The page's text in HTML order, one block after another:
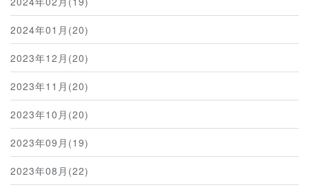
2024年01月(20)
2023年12月(20)
2023年11月(20)
2023年10月(20)
2023年09月(19)
2023年08月(22)